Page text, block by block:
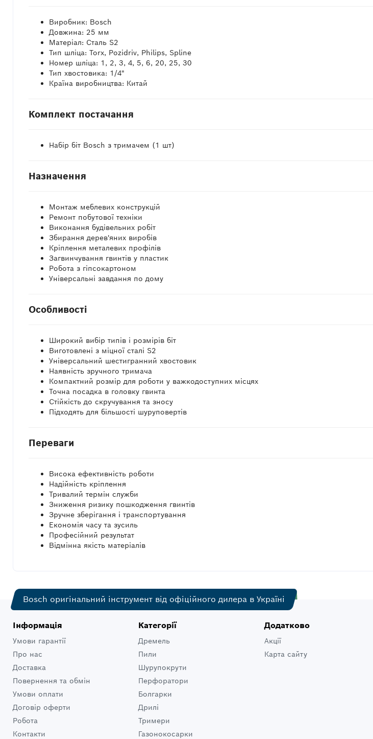
Виробник: Bosch
Довжина: 25 мм
Матеріал: Сталь S2
Тип шліца: Torx, Pozidriv, Philips, Spline
Номер шліца: 1, 2, 3, 4, 5, 6, 20, 25, 30
Тип хвостовика: 1/4"
Країна виробництва: Китай
Комплект постачання
Набір біт Bosch з тримачем (1 шт)
Назначення
Монтаж меблевих конструкцій
Ремонт побутової техніки
Виконання будівельних робіт
Збирання дерев'яних виробів
Кріплення металевих профілів
Загвинчування гвинтів у пластик
Робота з гіпсокартоном
Універсальні завдання по дому
Особливості
Широкий вибір типів і розмірів біт
Виготовлені з міцної сталі S2
Універсальний шестигранний хвостовик
Наявність зручного тримача
Компактний розмір для роботи у важкодоступних місцях
Точна посадка в головку гвинта
Стійкість до скручування та зносу
Підходять для більшості шуруповертів
Переваги
Висока ефективність роботи
Надійність кріплення
Тривалий термін служби
Зниження ризику пошкодження гвинтів
Зручне зберігання і транспортування
Економія часу та зусиль
Професійний результат
Відмінна якість матеріалів
Bosch оригінальний інструмент від офіційного дилера в Україні
Інформація
Умови гарантії
Про нас
Доставка
Повернення та обмін
Умови оплати
Договір оферти
Робота
Контакти
Категорії
Дремель
Пили
Шурупокрути
Перфоратори
Болгарки
Дрилі
Тримери
Газонокосарки
Додатково
Акції
Карта сайту